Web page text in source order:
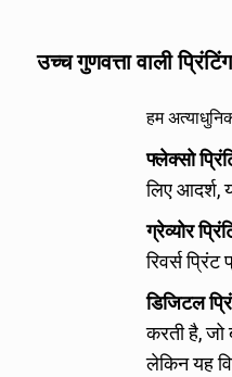
उच्च गुणवत्ता वाली
हम
फ्लेक्सो
लिए आदर्श,
ग्रेव्योर
रिवर्स
डिजिटल
करती है,
लेकिन यह